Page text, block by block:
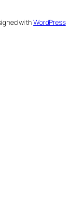
withWordPress